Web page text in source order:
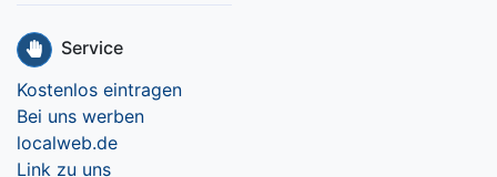
Service
Kostenlos eintragen
Bei uns werben
localweb.de
Link zu uns